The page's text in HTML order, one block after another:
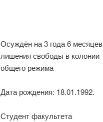
Осуждён на 3 года 6 месяцев
лишения свободы в колонии
общего режима
Дата рождения: 18.01.1992.
Студент факультета